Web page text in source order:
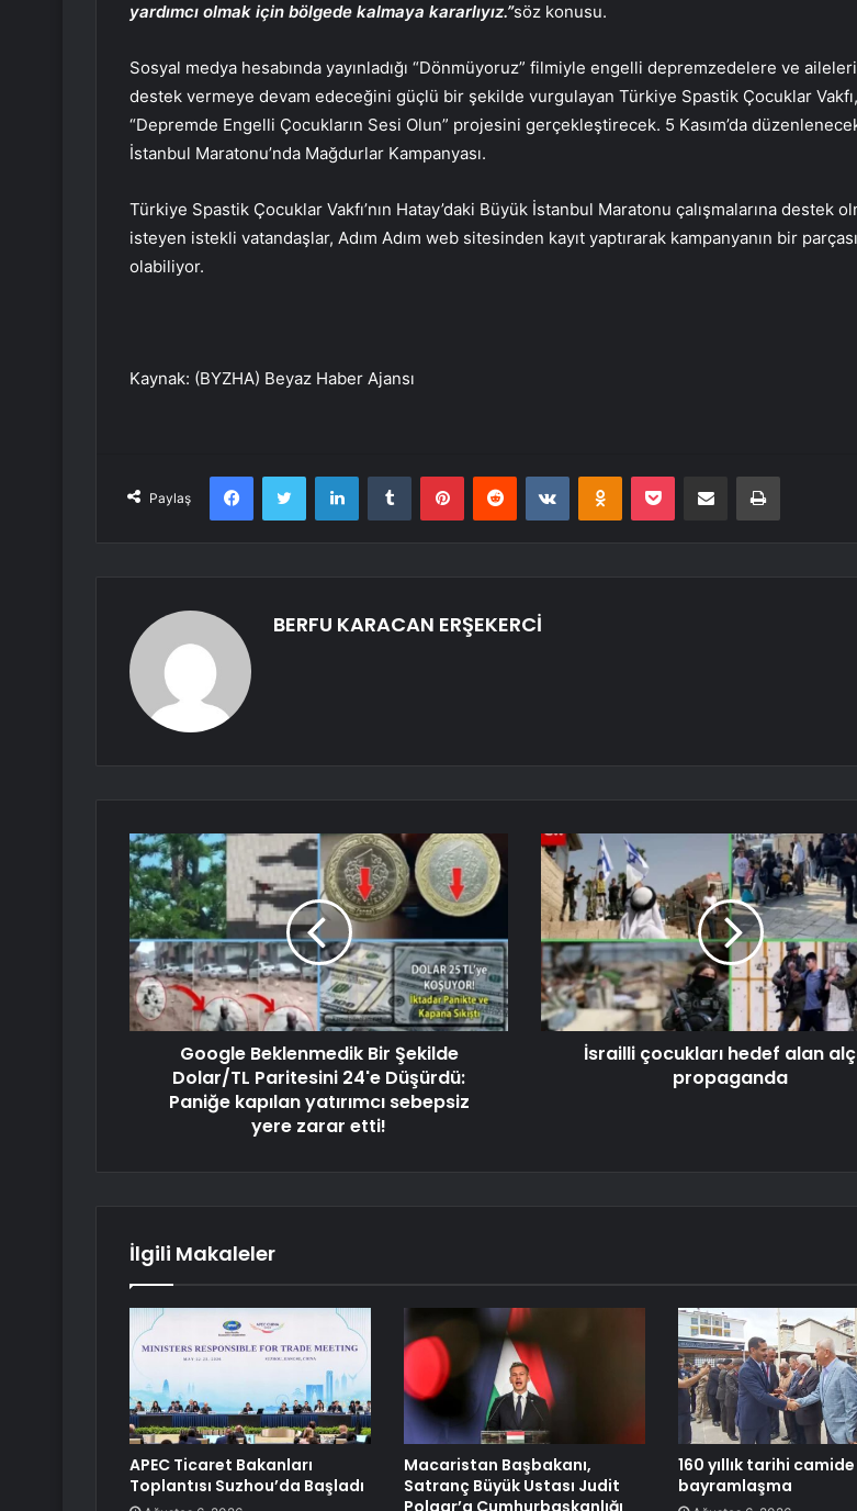
yardımcı olmak için bölgede kalmaya kararlıyız.”söz konusu.
Sosyal medya hesabında yayınladığı “Dönmüyoruz” filmiyle engelli depremzedelere ve
destek vermeye devam edeceğini güçlü bir şekilde vurgulayan Türkiye Spastik Çocuklar Vakfı,
“Depremde Engelli Çocukların Sesi Olun” projesini gerçekleştirecek. 5 Kasım’da
İstanbul Maratonu’nda Mağdurlar Kampanyası.
Türkiye Spastik Çocuklar Vakfı’nın Hatay’daki Büyük İstanbul Maratonu çalışmalarına destek
isteyen istekli vatandaşlar, Adım Adım web sitesinden kayıt yaptırarak kampanyanın bir parçası
olabiliyor.
Kaynak: (BYZHA) Beyaz Haber Ajansı
Paylaş
FacebookTwitter LinkedInTumblr PinterestReddit VKontakteOdnoklassniki
Pocket E-Posta ile paylaş Yazdır
BERFU KARACAN ERŞEKERCİ
Google Beklenmedik Bir Şekilde
Dolar/TL Paritesini 24'e Düşürdü:
Paniğe kapılan yatırımcı sebepsiz
yere zarar etti!
İsrailli çocukları hedef alan
propaganda
İlgili Makaleler
APEC Ticaret Bakanları
Toplantısı Suzhou’da Başladı
Macaristan Başbakanı,
Satranç Büyük Ustası Judit
160 yıllık tarihi camide
bayramlaşma